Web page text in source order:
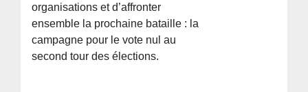
organisations et d’affronter
ensemble la prochaine bataille : la
campagne pour le vote nul au
second tour des élections.